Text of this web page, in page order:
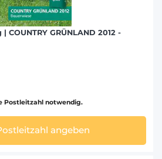
GRÜNLAND 2012 -
Postleitzahl notwendig.
angeben